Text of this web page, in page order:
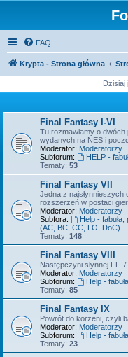
FAQ
Krypta - Strona główna
Dzisiaj
Final Fantasy I-VI
Tu rozmawiamy o
wydanych na NES i
Moderator: Moderatorzy
Subforum:
HELP -
Tematy: 53
Final Fantasy VII
Jedna z najsłynnieszych
rozszerzeń w postaci gier
Moderator: Moderatorzy
Subfora:
Help -
(AC, BC, CC, LO, DoC)
Tematy: 148
Final Fantasy VIII
Następczyni słynnej FF
Moderator: Moderatorzy
Subforum:
Help -
Tematy: 85
Final Fantasy IX
Powrót do korzeni, czyli
Moderator: Moderatorzy
Subforum:
Help -
Tematy: 23